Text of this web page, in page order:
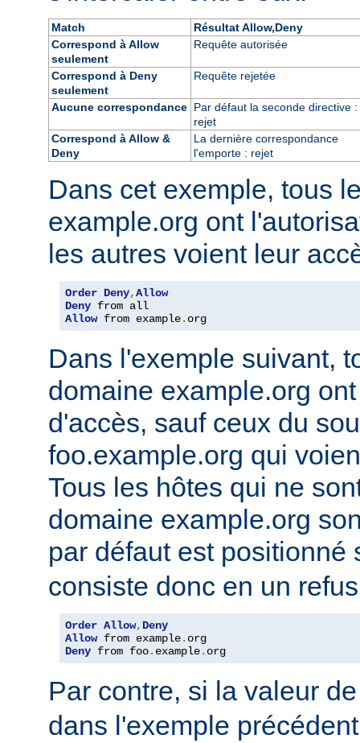
Match
Résultat Allow,Deny
Correspond à Allow
seulement
Requête autorisée
Correspond à Deny
seulement
Requête rejetée
Aucune correspondance Par défaut la seconde directive :
rejet
Correspond à Allow &
Deny
La dernière correspondance
l'emporte : rejet
Dans cet exemple, tous
example.org ont
les autres voient leur
Order Deny,Allow
Deny
Allow from example. org
Dans l'exemple suivant,
domaine example.org
d'accès, sauf ceux du
foo.example.org qui
Tous les hôtes qui ne
domaine example.org
par défaut est positionné
consiste donc en un
Order Allow, Deny
Allow from example.
Deny from foo. example. org
Par contre, si la valeur
dans l'exemple